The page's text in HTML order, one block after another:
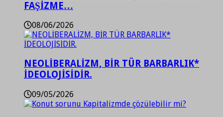
FAŞİZME…
08/06/2026
NEOLİBERALİZM, BİR TÜR BARBARLIK*
İDEOLOJİSİDİR.
09/05/2026